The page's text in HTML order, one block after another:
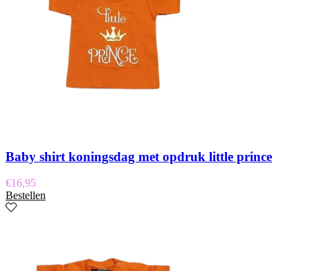
Baby shirt koningsdag met opdruk little prince
€16,95
Bestellen